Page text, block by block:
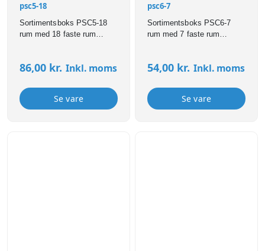
psc5-18
Sortimentsboks PSC5-18
rum med 18 faste rum
86,00 kr. Inkl. moms
Se vare
psc6-7
Sortimentsboks PSC6-7
rum med 7 faste rum
54,00 kr. Inkl. moms
Se vare